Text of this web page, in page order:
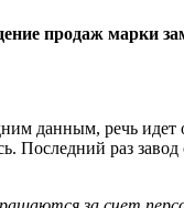
продаж марки
данным, речь идет
Последний раз